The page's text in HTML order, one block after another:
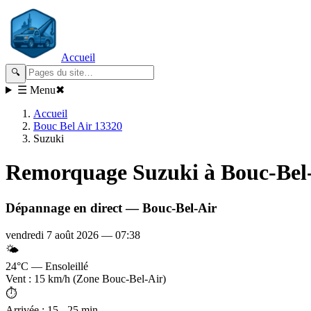
Accueil
🔍
☰ Menu✖
Accueil
Bouc Bel Air 13320
Suzuki
Remorquage Suzuki à Bouc-
Dépannage en direct —Bouc-Bel-Air
vendredi 7 août 2026 — 07:38
🌤️
24°C — Ensoleillé
Vent : 15 km/h (Zone Bouc-Bel-Air)
⏱️